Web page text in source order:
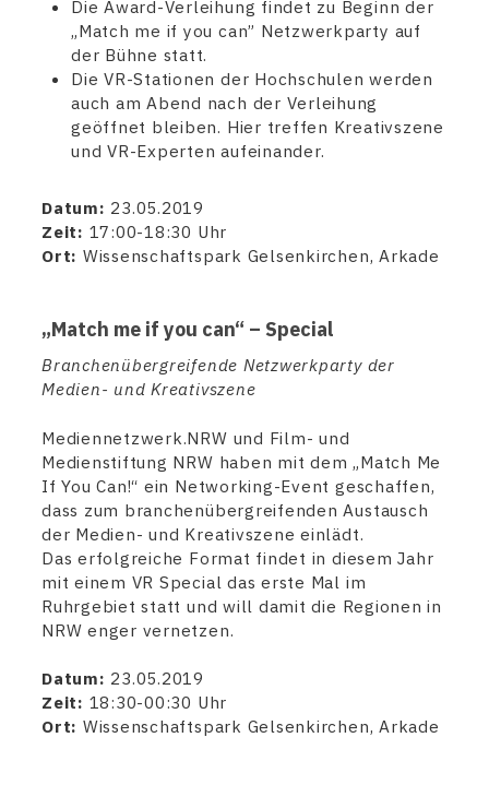
Die Award-Verleihung findet zu Beginn der
„Match me if you can” Netzwerkparty auf
der Bühne statt.
Die VR-Stationen der Hochschulen werden
auch am Abend nach der Verleihung
geöffnet bleiben. Hier treffen Kreativszene
und VR-Experten aufeinander.
Datum: 23.05.2019
Zeit: 17:00-18:30 Uhr
Ort: Wissenschaftspark Gelsenkirchen, Arkade
„Match me if you can“ – Special
Branchenübergreifende Netzwerkparty der
Medien- und Kreativszene
Mediennetzwerk.NRW und Film- und
Medienstiftung NRW haben mit dem „Match Me
If You Can!“ ein Networking-Event geschaffen,
dass zum branchenübergreifenden Austausch
der Medien- und Kreativszene einlädt.
Das erfolgreiche Format findet in diesem Jahr
mit einem VR Special das erste Mal im
Ruhrgebiet statt und will damit die Regionen in
NRW enger vernetzen.
Datum: 23.05.2019
Zeit: 18:30-00:30 Uhr
Ort: Wissenschaftspark Gelsenkirchen, Arkade